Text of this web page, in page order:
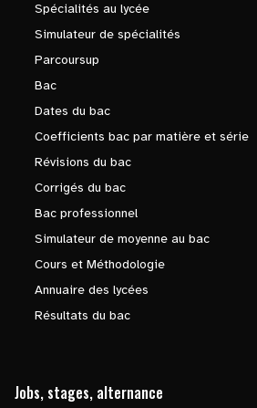
Spécialités au lycée
Simulateur de spécialités
Parcoursup
Bac
Dates du bac
Coefficients bac par matière et série
Révisions du bac
Corrigés du bac
Bac professionnel
Simulateur de moyenne au bac
Cours et Méthodologie
Annuaire des lycées
Résultats du bac
Jobs, stages, alternance